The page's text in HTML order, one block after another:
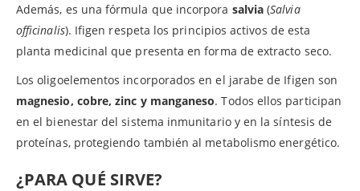
Además, es una fórmula que incorpora salvia (Salvia
officinalis). Ifigen respeta los principios activos de esta
planta medicinal que presenta en forma de extracto seco.
Los oligoelementos incorporados en el jarabe de Ifigen son
magnesio, cobre, zinc y manganeso. Todos ellos participan
en el bienestar del sistema inmunitario y en la síntesis de
proteínas, protegiendo también al metabolismo energético.
¿PARA QUÉ SIRVE?